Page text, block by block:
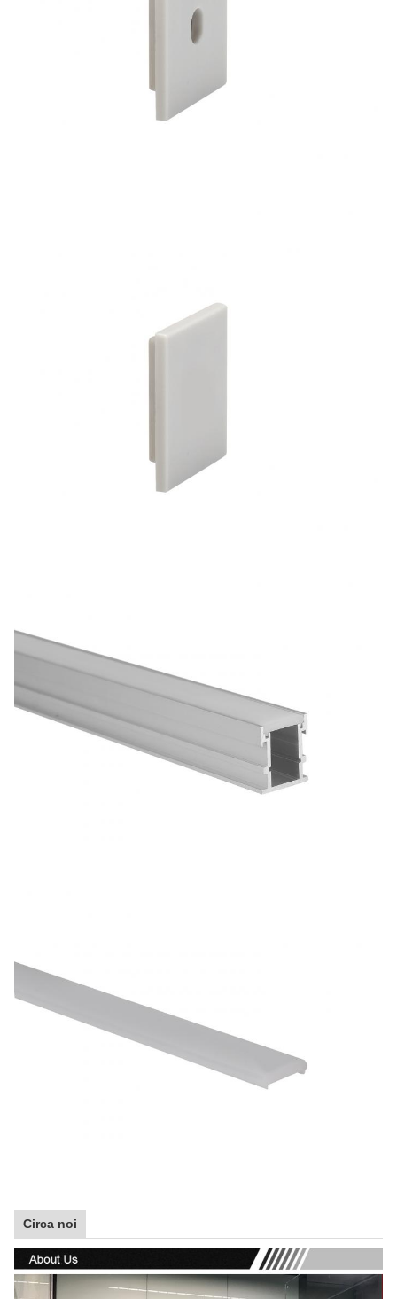
Circa noi